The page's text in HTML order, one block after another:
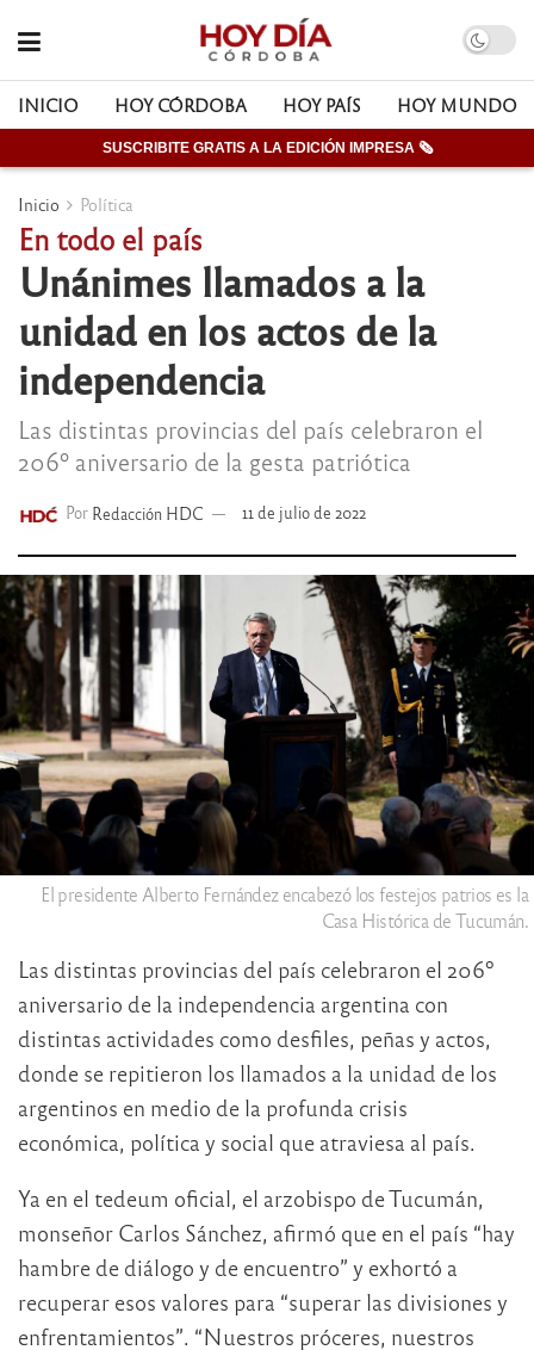
INICIO HOY CÓRDOBA HOY PAÍS HOY MUNDO
SUSCRIBITE GRATIS A LA EDICIÓN IMPRESA 🗞
Inicio Política
En todo el país
Unánimes llamados a la
unidad en los actos de la
independencia
Las distintas provincias del país celebraron el
206º aniversario de la gesta patriótica
Por Redacción HDC 11 de julio de 2022
El presidente Alberto Fernández encabezó los festejos patrios es la
Casa Histórica de Tucumán.
Las distintas provincias del país celebraron el 206º
aniversario de la independencia argentina con
distintas actividades como desfiles, peñas y actos,
donde se repitieron los llamados a la unidad de los
argentinos en medio de la profunda crisis
económica, política y social que atraviesa al país.
Ya en el tedeum oficial, el arzobispo de Tucumán,
monseñor Carlos Sánchez, afirmó que en el país “hay
hambre de diálogo y de encuentro” y exhortó a
recuperar esos valores para “superar las divisiones y
enfrentamientos”. “Nuestros próceres, nuestros